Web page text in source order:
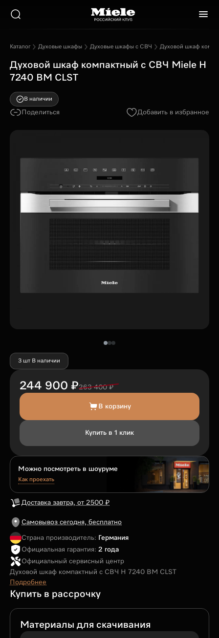
Каталог Духовые шкафы Духовые шкафы с СВЧ Духовой шкаф
Духовой шкаф компактный с СВЧ Miele H
7240 BM CLST
В наличии
Поделиться Добавить в избранное
3 шт В наличии
244 900 ₽263 400 ₽
В корзину
Купить в 1 клик
Можно посмотреть в шоуруме
Как проехать
Доставка завтра, от 2500 ₽
Самовывоз сегодня, бесплатно
Страна производитель: Германия
Официальная гарантия: 2 года
Официальный сервисный центр
Духовой шкаф компактный с СВЧ H 7240 BM CLST
Подробнее
Купить в рассрочку
Материалы для скачивания